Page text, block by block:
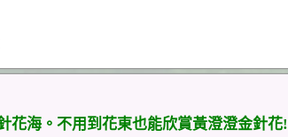
花海。不用到花東也能欣賞黃澄澄金針花!